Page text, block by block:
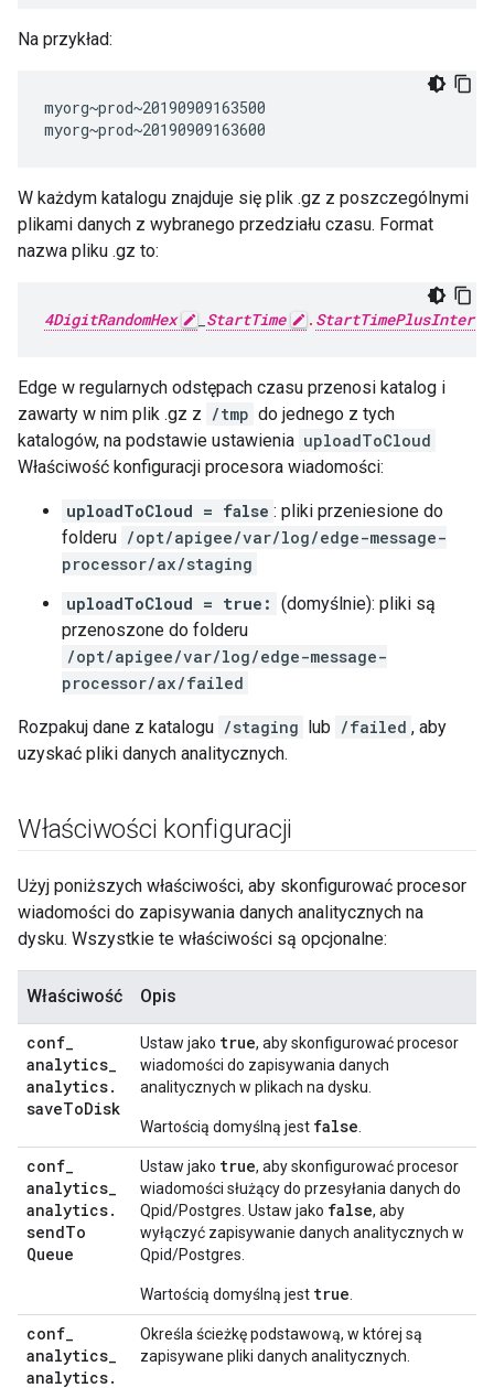
Na przykład:
myorg~prod~20190909163500
myorg~prod~20190909163600
W każdym katalogu znajduje się plik .gz z poszczególnymi
plikami danych z wybranego przedziału czasu. Format
nazwa pliku .gz to:
4DigitRandomHex _ StartTime .
Edge w regularnych odstępach czasu przenosi katalog i
zawarty w nim plik .gz z /tmp do jednego z tych
katalogów, na podstawie ustawienia uploadToCloud
Właściwość konfiguracji procesora wiadomości:
uploadToCloud = false : pliki przeniesione do
folderu /opt/apigee/var/log/edge-message-
processor/ax/staging
uploadToCloud = true: (domyślnie): pliki są
przenoszone do folderu
/opt/apigee/var/log/edge-message-
processor/ax/failed
Rozpakuj dane z katalogu /staging lub /failed , aby
uzyskać pliki danych analitycznych.
Właściwości konfiguracji
Użyj poniższych właściwości, aby skonfigurować procesor
wiadomości do zapisywania danych analitycznych na
dysku. Wszystkie te właściwości są opcjonalne:
Właściwość Opis
conf_
analytics_
analytics.
saveToDisk
Ustaw jako true, aby skonfigurować procesor
wiadomości do zapisywania danych
analitycznych w plikach na dysku.
Wartością domyślną jest false
conf_
analytics_
analytics.
sendTo
Queue
Ustaw jako true, aby skonfigurować procesor
wiadomości służący do przesyłania danych do
Qpid/Postgres. Ustaw jako false, aby
wyłączyć zapisywanie danych analitycznych w
Qpid/Postgres.
Wartością domyślną jest true
conf_
analytics_
analytics.
Określa ścieżkę podstawową, w której są
zapisywane pliki danych analitycznych.